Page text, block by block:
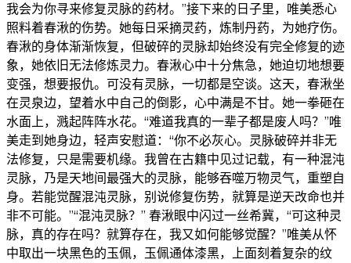
我会为你寻来修复灵脉的药材。”​ 接下来的日子里，唯美悉心
照料着春湫的伤势。她每日采摘灵药，炼制丹药，为她疗伤。
春湫的身体渐渐恢复，但破碎的灵脉却始终没有完全修复的迹
象，她依旧无法修炼灵力。​ 春湫心中十分焦急，她迫切地想要
变强，想要报仇。可没有灵脉，一切都是空谈。​ 这天，春湫坐
在灵泉边，望着水中自己的倒影，心中满是不甘。她一拳砸在
水面上，溅起阵阵水花。​ “难道我真的一辈子都是废人吗？”​ 唯
美走到她身边，轻声安慰道：“你不必灰心。灵脉破碎并非无
法修复，只是需要机缘。我曾在古籍中见过记载，有一种混沌
灵脉，乃是天地间最强大的灵脉，能够吞噬万物灵气，重塑自
身。若能觉醒混沌灵脉，别说修复伤势，就算是逆天改命也并
非不可能。”​ “混沌灵脉？” 春湫眼中闪过一丝希冀，“可这种灵
脉，真的存在吗？就算存在，我又如何能够觉醒？”​ 唯美从怀
中取出一块黑色的玉佩，玉佩通体漆黑，上面刻着复杂的纹